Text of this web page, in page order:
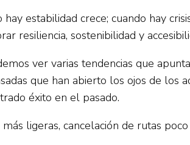
estabilidad crece; cuando hay
resiliencia, sostenibilidad y
ver varias tendencias que
que han abierto los ojos de
éxito en el pasado.
ligeras, cancelación de rutas